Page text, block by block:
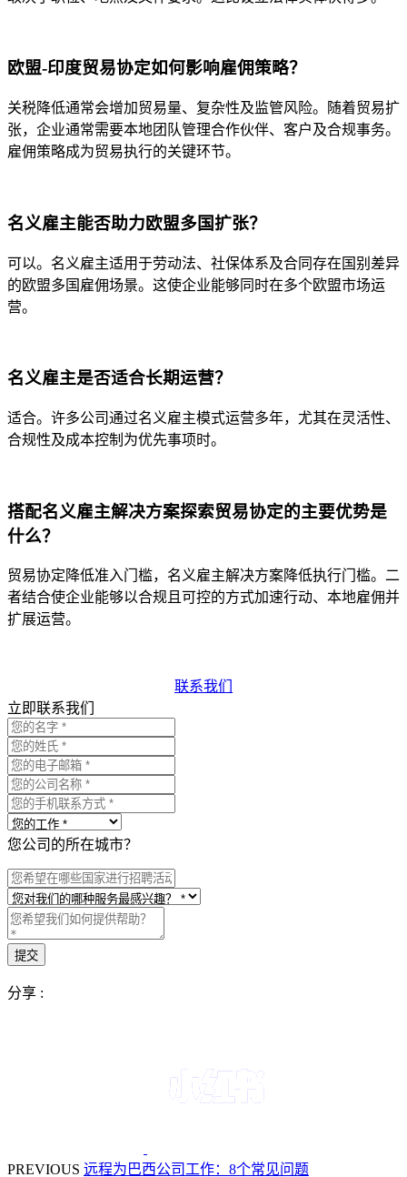
欧盟-印度贸易协定如何影响雇佣策略？
关税降低通常会增加贸易量、复杂性及监管风险。随着贸易扩
张，企业通常需要本地团队管理合作伙伴、客户及合规事务。
雇佣策略成为贸易执行的关键环节。
名义雇主能否助力欧盟多国扩张？
可以。名义雇主适用于劳动法、社保体系及合同存在国别差异
的欧盟多国雇佣场景。这使企业能够同时在多个欧盟市场运
营。
名义雇主是否适合长期运营？
适合。许多公司通过名义雇主模式运营多年，尤其在灵活性、
合规性及成本控制为优先事项时。
搭配名义雇主解决方案探索贸易协定的主要优势是
什么？
贸易协定降低准入门槛，名义雇主解决方案降低执行门槛。二
者结合使企业能够以合规且可控的方式加速行动、本地雇佣并
扩展运营。
联系我们
立即联系我们
您公司的所在城市？
分享 :
PREVIOUS 远程为巴西公司工作：8个常见问题